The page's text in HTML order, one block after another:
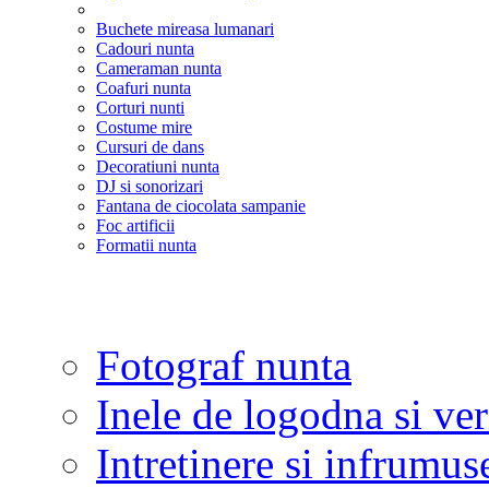
Buchete mireasa lumanari
Cadouri nunta
Cameraman nunta
Coafuri nunta
Corturi nunti
Costume mire
Cursuri de dans
Decoratiuni nunta
DJ si sonorizari
Fantana de ciocolata sampanie
Foc artificii
Formatii nunta
Fotograf nunta
Inele de logodna si
Intretinere si